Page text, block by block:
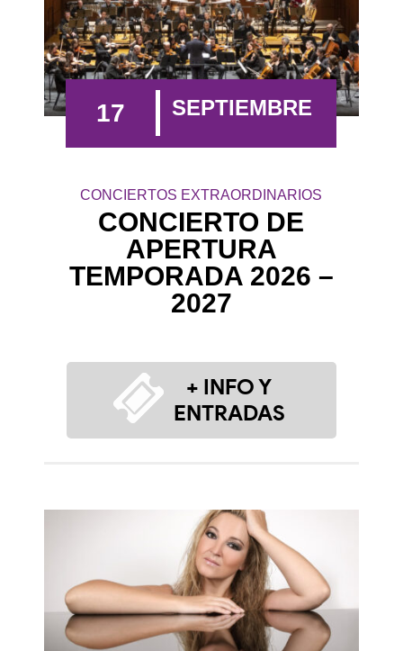
17 SEPTIEMBRE
CONCIERTOS EXTRAORDINARIOS
CONCIERTO DE
APERTURA
TEMPORADA 2026 –
2027
+ INFO Y
ENTRADAS